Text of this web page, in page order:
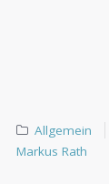
Allgemein
Markus Rath